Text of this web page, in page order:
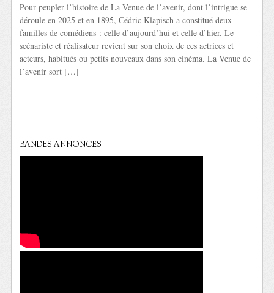
Pour peupler l’histoire de La Venue de l’avenir, dont l’intrigue se
déroule en 2025 et en 1895, Cédric Klapisch a constitué deux
familles de comédiens : celle d’aujourd’hui et celle d’hier. Le
scénariste et réalisateur revient sur son choix de ces actrices et
acteurs, habitués ou petits nouveaux dans son cinéma. La Venue de
l’avenir sort […]
BANDES ANNONCES